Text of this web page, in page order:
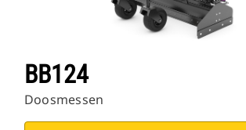
BB124
Doosmessen